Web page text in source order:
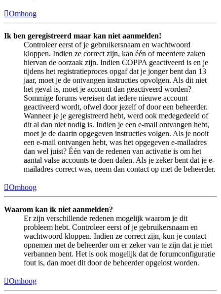
Omhoog
Ik ben geregistreerd maar kan niet aanmelden!
Controleer eerst of je gebruikersnaam en wachtwoord
kloppen. Indien ze correct zijn, kan één of meerdere zaken
hiervan de oorzaak zijn. Indien COPPA geactiveerd is en je
tijdens het registratieproces opgaf dat je jonger bent dan 13
jaar, moet je de ontvangen instructies opvolgen. Als dit niet
het geval is, moet je account dan geactiveerd worden?
Sommige forums vereisen dat iedere nieuwe account
geactiveerd wordt, ofwel door jezelf of door een beheerder.
Wanneer je je geregistreerd hebt, werd ook medegedeeld of
dit al dan niet nodig is. Indien je een e-mail ontvangen hebt,
moet je de daarin opgegeven instructies volgen. Als je nooit
een e-mail ontvangen hebt, was het opgegeven e-mailadres
dan wel juist? Één van de redenen van activatie is om het
aantal valse accounts te doen dalen. Als je zeker bent dat je e-
mailadres correct was, neem dan contact op met de beheerder.
Omhoog
Waarom kan ik niet aanmelden?
Er zijn verschillende redenen mogelijk waarom je dit
probleem hebt. Controleer eerst of je gebruikersnaam en
wachtwoord kloppen. Indien ze correct zijn, kun je contact
opnemen met de beheerder om er zeker van te zijn dat je niet
verbannen bent. Het is ook mogelijk dat de forumconfiguratie
fout is, dan moet dit door de beheerder opgelost worden.
Omhoog